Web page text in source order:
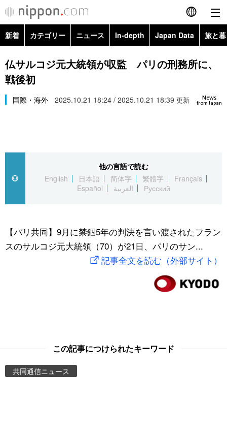
English
简体字
Русский
カテゴリー
経済・ビジネス
国際
文化
トップ
アーカイブ
In-depth
Japan Data
動画/Live
新着 カテゴリー ニュース In-depth Japan Data 旅と
政治・外交
経済・ビジネス
スポーツ・東京2020
Topics
仏サルコジ元大統領が収監 パリの刑務所に、
戦後初
News
from Japan
国際・海外 2025.10.21 18:24 / 2025.10.21 18:39 更新
他の言語で読む
English
日本語 简体字 繁體字
Français
Español
العربية Русский
【パリ共同】9月に禁錮5年の判決を言い渡されたフラン
スのサルコジ元大統領（70）が21日、パリのサン...
記事全文を読む（外部サイト）
この記事につけられたキーワード
共同通信ニュース